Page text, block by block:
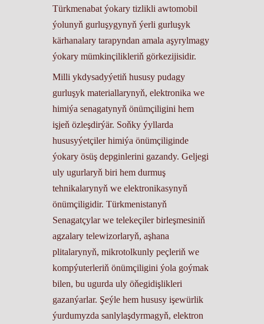
Türkmenabat ýokary tizlikli awtomobil
ýolunyň gurluşygynyň ýerli gurluşyk
kärhanalary tarapyndan amala aşyrylmagy
ýokary mümkinçilikleriň görkezijisidir.
Milli ykdysadyýetiň hususy pudagy
gurluşyk materiallarynyň, elektronika we
himiýa senagatynyň önümçiligini hem
işjeň özleşdirýär. Soňky ýyllarda
hususyýetçiler himiýa önümçiliginde
ýokary ösüş depginlerini gazandy. Geljegi
uly ugurlaryň biri hem durmuş
tehnikalarynyň we elektronikasynyň
önümçiligidir. Türkmenistanyň
Senagatçylar we telekeçiler birleşmesiniň
agzalary telewizorlaryň, aşhana
plitalarynyň, mikrotolkunly peçleriň we
kompýuterleriň önümçiligini ýola goýmak
bilen, bu ugurda uly öňegidişlikleri
gazanýarlar. Şeýle hem hususy işewürlik
ýurdumyzda sanlylaşdyrmagyň, elektron